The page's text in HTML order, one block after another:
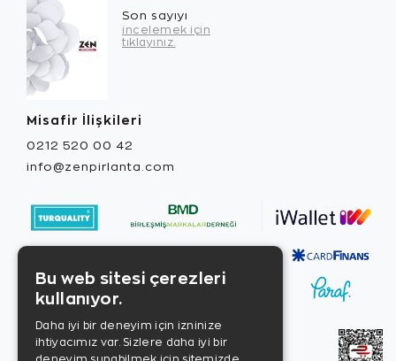
Son sayıyı
incelemek için
tıklayınız.
Misafir İlişkileri
0212 520 00 42
info@zenpirlanta.com
Bu web sitesi çerezleri
kullanıyor.
Daha iyi bir deneyim için izninize
ihtiyacımız var. Sizlere daha iyi bir